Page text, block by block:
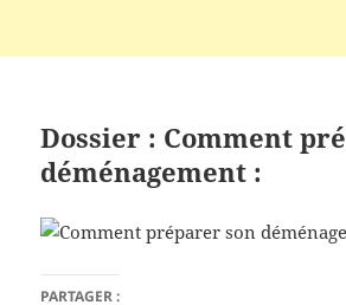
Dossier : Comment
déménagement :
PARTAGER :